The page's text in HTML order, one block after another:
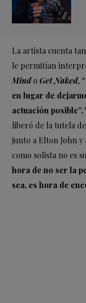
La artista cuenta
le permitían
Mindo Get Naked,
en lugar de
actuación posible”.
liberó de la tutela
junto a Elton John y
como solista no es
hora de no ser la
sea, es hora de